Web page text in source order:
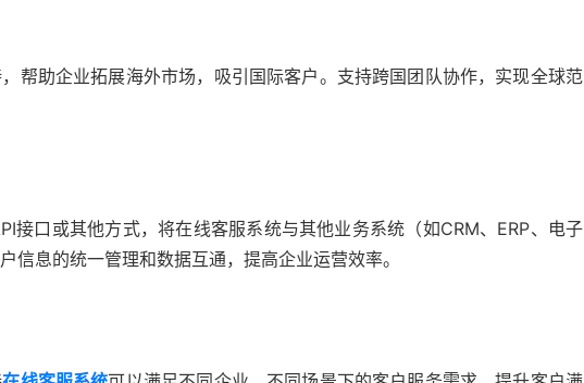
帮助企业拓展海外市场，吸引国际客户。支持跨国团队协作，实现全球范
接口或其他方式，将在线客服系统与其他业务系统（如CRM、ERP、电子
信息的统一管理和数据互通，提高企业运营效率。